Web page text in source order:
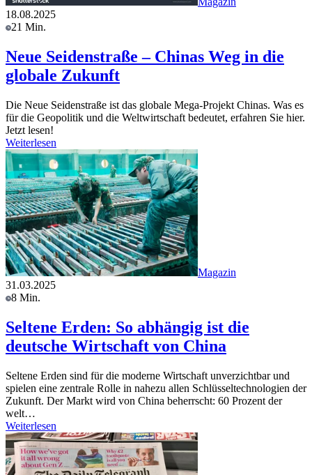
18.08.2025
21 Min.
Neue Seidenstraße – Chinas Weg in die
globale Zukunft
Die Neue Seidenstraße ist das globale Mega-Projekt Chinas. Was es
für die Geopolitik und die Weltwirtschaft bedeutet, erfahren Sie hier.
Jetzt lesen!
Weiterlesen
Magazin
31.03.2025
8 Min.
Seltene Erden: So abhängig ist die
deutsche Wirtschaft von China
Seltene Erden sind für die moderne Wirtschaft unverzichtbar und
spielen eine zentrale Rolle in nahezu allen Schlüsseltechnologien der
Zukunft. Der Markt wird von China beherrscht: 60 Prozent der
welt…
Weiterlesen